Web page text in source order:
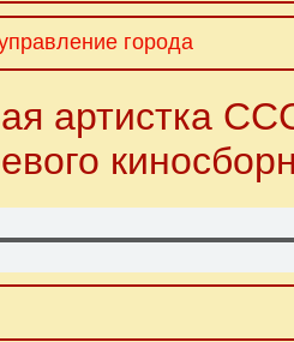
города
артистка